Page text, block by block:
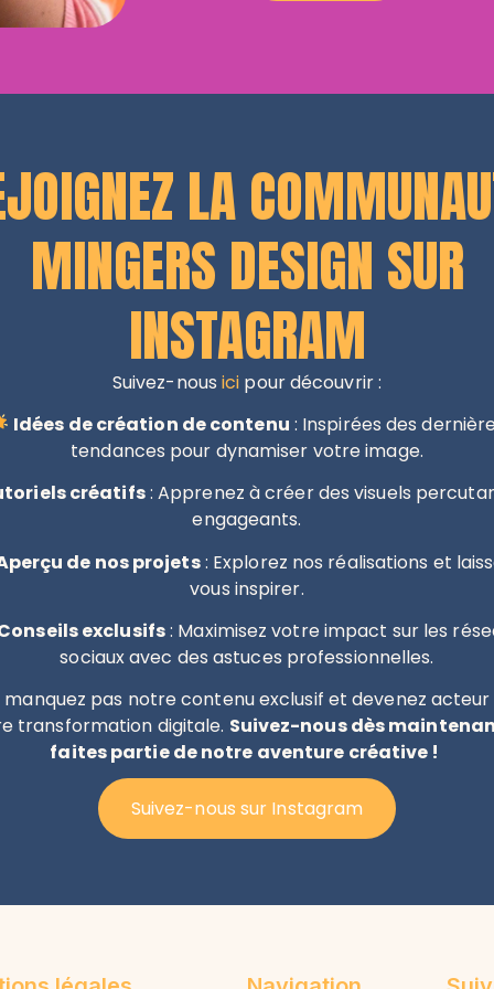
LA
MINGERS DESIGN SUR
INSTAGRAM
Suivez-nousici pour découvrir :
Idées de création de contenu : Inspirées des
tendances pour dynamiser votre image.
créatifs: Apprenez à créer des visuels
engageants.
de nos projets: Explorez nos réalisations et
vous inspirer.
exclusifs: Maximisez votre impact sur les
sociaux avec des astuces professionnelles.
manquez pas notre contenu exclusif et devenez
transformation digitale. Suivez-nous dès
faites partie de notre aventure créative !
Suivez-nous sur Instagram